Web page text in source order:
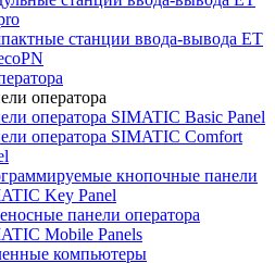
станции ввода-вывода ET
оператора
оператора SIMATIC Basic Panel
оператора SIMATIC Comfort
кнопочные панели
Key Panel
панели оператора
Mobile Panels
компьютеры